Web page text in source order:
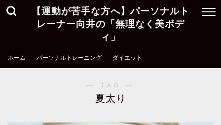
【運動が苦手な方へ】パーソナルト
レーナー向井の「無理なく美ボデ
ィ」
ホーム パーソナルトレーニング ダイエット
― TAG ―
夏太り